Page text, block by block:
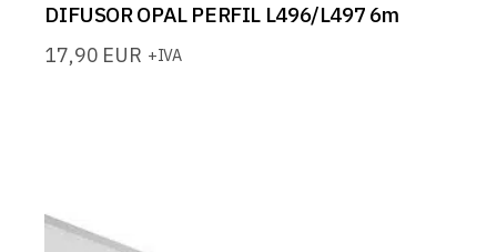
DIFUSOR OPAL PERFIL L496/L497 6m
17,90 EUR +IVA